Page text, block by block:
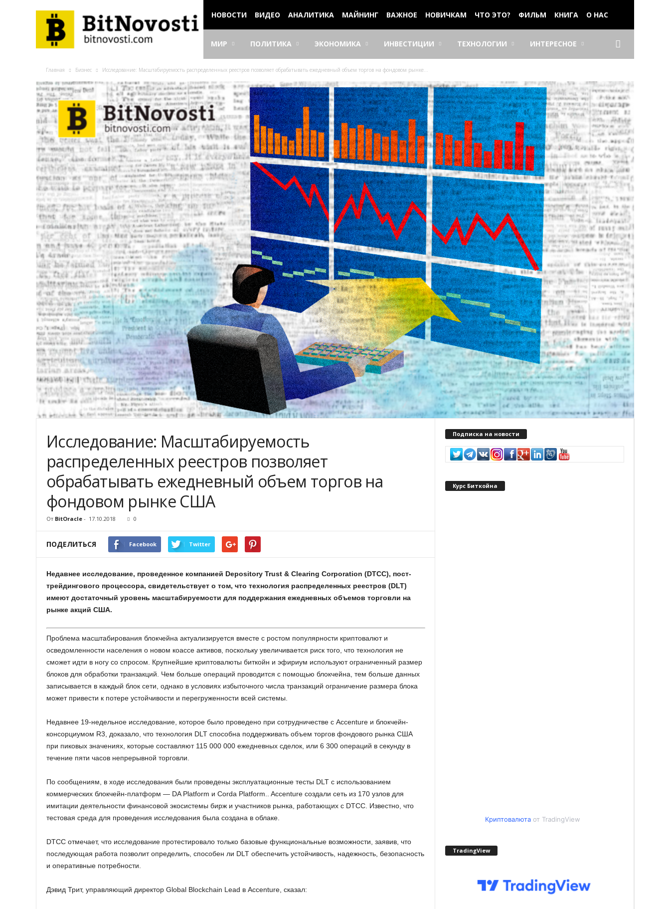
НОВОСТИ ВИДЕО АНАЛИТИКА МАЙНИНГ ВАЖНОЕ НОВИЧКАМ ЧТО ЭТО? ФИЛЬМ КНИГА О НАС
МИР ПОЛИТИКА ЭКОНОМИКА ИНВЕСТИЦИИ ТЕХНОЛОГИИ ИНТЕРЕСНОЕ
Главная Бизнес Исследование: Масштабируемость распределенных реестров позволяет обрабатывать ежедневный объем торгов на фондовом рынке...
Исследование: Масштабируемость
распределенных реестров позволяет
обрабатывать ежедневный объем торгов на
фондовом рынке США
От BitOracle - 17.10.2018 0
ПОДЕЛИТЬСЯ Facebook Twitter
Недавнее исследование, проведенное компанией Depository Trust & Clearing Corporation (DTCC), пост-
трейдингового процессора, свидетельствует о том, что технология распределенных реестров (DLT)
имеют достаточный уровень масштабируемости для поддержания ежедневных объемов торговли на
рынке акций США.
Проблема масштабирования блокчейна актуализируется вместе с ростом популярности криптовалют и
осведомленности населения о новом коассе активов, поскольку увеличивается риск того, что технология не
сможет идти в ногу со спросом. Крупнейшие криптовалюты биткойн и эфириум используют ограниченный размер
блоков для обработки транзакций. Чем больше операций проводится с помощью блокчейна, тем больше данных
записывается в каждый блок сети, однако в условиях избыточного числа транзакций ограничение размера блока
может привести к потере устойчивости и перегруженности всей системы.
Недавнее 19-недельное исследование, которое было проведено при сотрудничестве с Accenture и блокчейн-
консорциумом R3, доказало, что технология DLT способна поддерживать объем торгов фондового рынка США
при пиковых значениях, которые составляют 115 000 000 ежедневных сделок, или 6 300 операций в секунду в
течение пяти часов непрерывной торговли.
По сообщениям, в ходе исследования были проведены эксплуатационные тесты DLT с использованием
коммерческих блокчейн-платформ — DA Platform и Corda Platform.. Accenture создали сеть из 170 узлов для
имитации деятельности финансовой экосистемы бирж и участников рынка, работающих с DTCC. Известно, что
тестовая среда для проведения исследования была создана в облаке.
DTCC отмечает, что исследование протестировало только базовые функциональные возможности, заявив, что
последующая работа позволит определить, способен ли DLT обеспечить устойчивость, надежность, безопасность
и оперативные потребности.
Дэвид Трит, управляющий директор Global Blockchain Lead в Accenture, сказал:
Подписка на новости
Курс Биткойна
Криптовалютаот TradingView
TradingView